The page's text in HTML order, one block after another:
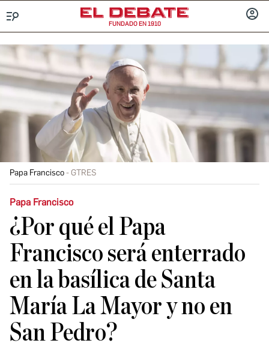
FUNDADO EN 1910
Papa Francisco GTRES
Papa Francisco
¿Por qué el Papa
Francisco será enterrado
en la basílica de Santa
María La Mayor y no en
San Pedro?